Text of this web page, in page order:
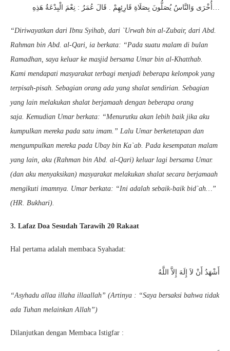
أُخْرَى وَالنَّاسُ يُصَلُّونَ بِصَلَاةِ قَارِئِهِمْ . قَالَ عُمَرُ : نِعْمَ الْبِدْعَةُ هَذِهِ…
“Diriwayatkan dari Ibnu Syihab, dari `Urwah bin al-Zubair, dari Abd.
Rahman bin Abd. al-Qari, ia berkata: “Pada suatu malam di bulan
Ramadhan, saya keluar ke masjid bersama Umar bin al-Khatthab.
Kami mendapati masyarakat terbagi menjadi beberapa kelompok yang
terpisah-pisah. Sebagian orang ada yang shalat sendirian. Sebagian
yang lain melakukan shalat berjamaah dengan beberapa orang
saja. Kemudian Umar berkata: “Menurutku akan lebih baik jika aku
kumpulkan mereka pada satu imam.” Lalu Umar berketetapan dan
mengumpulkan mereka pada Ubay bin Ka`ab. Pada kesempatan malam
yang lain, aku (Rahman bin Abd. al-Qari) keluar lagi bersama Umar.
(dan aku menyaksikan) masyarakat melakukan shalat secara berjamaah
mengikuti imamnya. Umar berkata: “Ini adalah sebaik-baik bid`ah…”
(HR. Bukhari).
3. Lafaz Doa Sesudah Tarawih 20 Rakaat
Hal pertama adalah membaca Syahadat:
أَشْهَدُ أَنْ لاَ إِلَهَ إِلاَّ اللَّهُ
“Asyhadu allaa illaha illaallah” (Artinya : “Saya bersaksi bahwa tidak
ada Tuhan melainkan Allah”)
Dilanjutkan dengan Membaca Istigfar :